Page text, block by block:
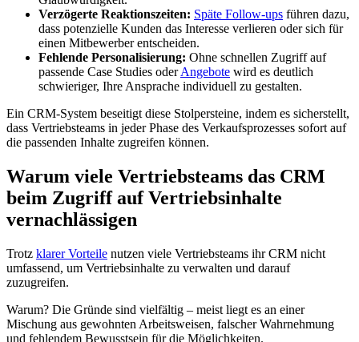
Verzögerte Reaktionszeiten: Späte Follow-ups führen dazu,
dass potenzielle Kunden das Interesse verlieren oder sich für
einen Mitbewerber entscheiden.
Fehlende Personalisierung: Ohne schnellen Zugriff auf
passende Case Studies oderAngebote wird es deutlich
schwieriger, Ihre Ansprache individuell zu gestalten.
Ein CRM-System beseitigt diese Stolpersteine, indem es sicherstellt,
dass Vertriebsteams in jeder Phase des Verkaufsprozesses sofort auf
die passenden Inhalte zugreifen können.
Warum viele Vertriebsteams das CRM
beim Zugriff auf Vertriebsinhalte
vernachlässigen
Trotz klarer Vorteile nutzen viele Vertriebsteams ihr CRM nicht
umfassend, um Vertriebsinhalte zu verwalten und darauf
zuzugreifen.
Warum? Die Gründe sind vielfältig – meist liegt es an einer
Mischung aus gewohnten Arbeitsweisen, falscher Wahrnehmung
und fehlendem Bewusstsein für die Möglichkeiten.